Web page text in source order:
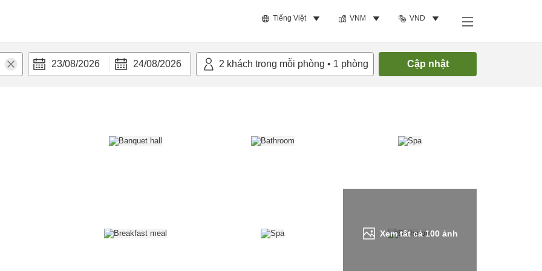
Tiếng Việt VNM VND
23/08/2026 24/08/2026 2 khách trong mỗi phòng • 1 phòng Cập nhật
Xem tất cả100 ảnh
nghi Tìm phòng trống